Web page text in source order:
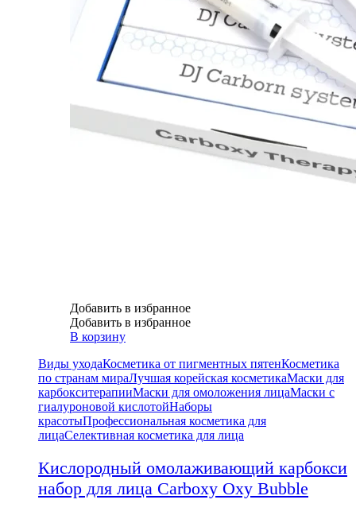
Добавить в избранное
Добавить в избранное
В корзину
Виды уходаКосметика от пигментных пятенКосметика
по странам мираЛучшая корейская косметикаМаски для
карбокситерапииМаски для омоложения лицаМаски с
гиалуроновой кислотойНаборы
красотыПрофессиональная косметика для
лицаСелективная косметика для лица
Кислородный омолаживающий карбокси
набор для лица Carboxy Oxy Bubble